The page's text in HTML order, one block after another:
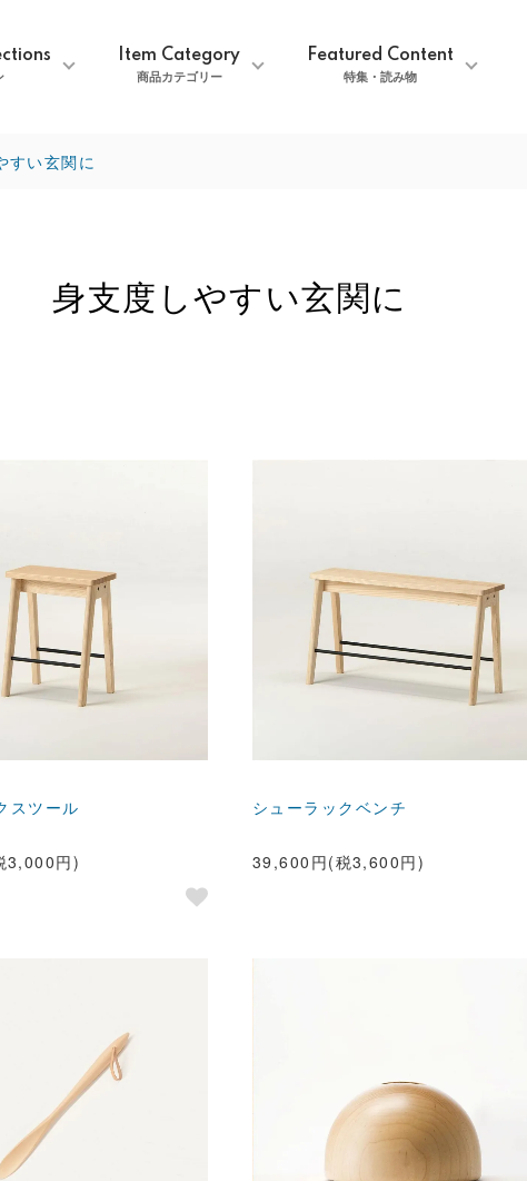
Item Category
商品カテゴリー
Featured Content
特集・読み物
すい玄関に
身支度しやすい玄関に
スツール
3,000円)
シューラックベンチ
39,600円(税3,600円)